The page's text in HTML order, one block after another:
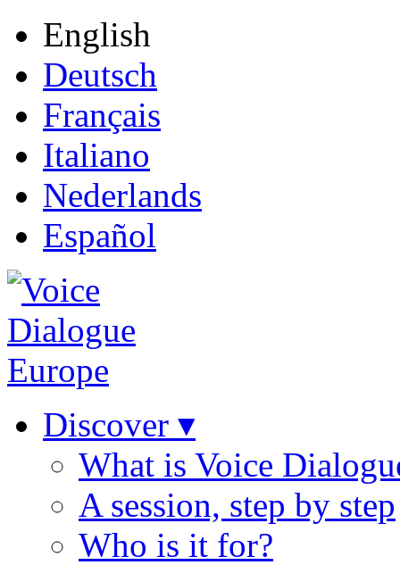
English
Deutsch
Français
Italiano
Nederlands
Español
Discover ▾
What is Voice
A session, step by step
Who is it for?